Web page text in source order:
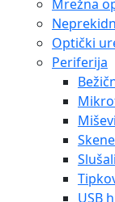
Mrežna
Optički
Periferija
Miševi
USB